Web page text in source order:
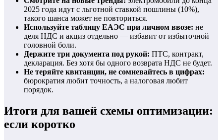
2025 года идут с льготной ставкой пошлины (10%),
такого шанса может не повториться.
Используйте таблицу ЕАЭС при личном ввозе: не
деля НДС и акциз отдельно — избавит от избыточной
головной боли.
Держите три документа под рукой: ПТС, контракт,
декларация. Без хотя бы одного возврата НДС не будет.
Не теряйте квитанции, не сомневайтесь в цифрах:
бюрократия любит точность, а налоговая любит
порядок.
Итоги для вашей схемы оптимизации:
если коротко